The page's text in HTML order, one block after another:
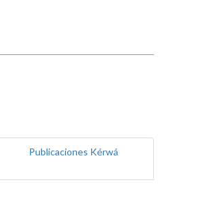
Publicaciones Kérwá